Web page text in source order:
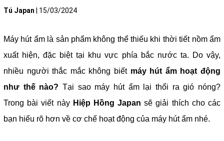
Tú Japan 15/03/2024
Máy hút ẩm là sản phẩm không thể thiếu khi thời tiết nồm ẩm
xuất hiện, đặc biệt tại khu vực phía bắc nước ta. Do vậy,
nhiều người thắc mắc không biết máy hút ẩm hoạt động
như thế nào? Tại sao máy hút ẩm lại thổi ra gió nóng?
Trong bài viết này Hiệp Hồng Japan sẽ giải thích cho các
bạn hiểu rõ hơn về cơ chế hoạt động của máy hút ẩm nhé.